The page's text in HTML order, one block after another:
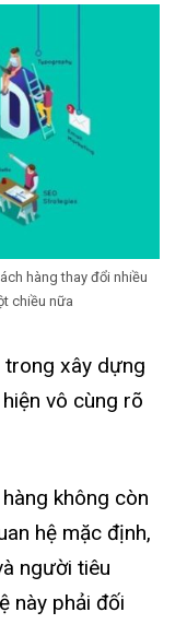
hàng thay đổi nhiều
chiều nữa
trong xây dựng
vô cùng rõ
không còn
hệ mặc định,
người tiêu
này phải đối